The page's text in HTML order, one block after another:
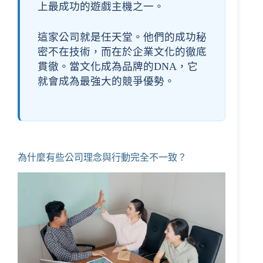
上最成功的遊戲主機之一。
這家公司就是任天堂。他們的成功秘
密不在技術，而在於企業文化的徹底
貫徹。當文化成為品牌的DNA，它
就會成為最強大的競爭優勢。
為什麼有些公司理念與行動完全不一致？